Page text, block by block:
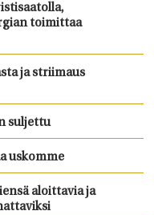
toimittaa
ja striimaus
suljettu
uskomme
aloittavia ja